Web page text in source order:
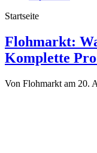
Startseite
Flohmarkt-
Flohmarkt:
Komplette
Von Flohmarkt am 20.